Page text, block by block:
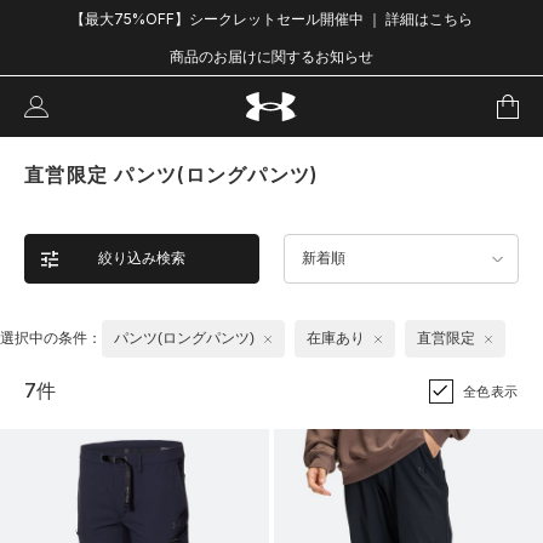
【最大75%OFF】シークレットセール開催中 ｜ 詳細はこちら
商品のお届けに関するお知らせ
直営限定 パンツ(ロングパンツ)
絞り込み検索 新着順
選択中の条件： パンツ(ロングパンツ) 在庫あり 直営限定
7件 全色表示